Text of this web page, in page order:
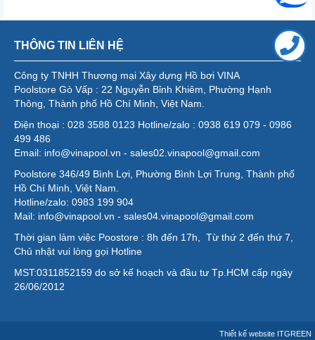
THÔNG TIN LIÊN HỆ
Công ty TNHH Thương mại Xây dựng Hồ bơi VINA
Poolstore Gò Vấp : 22 Nguyễn Bỉnh Khiêm, Phường Hạnh
Thông, Thành phố Hồ Chí Minh, Việt Nam.
Điện thoại : 028 3588 0123 Hotline/zalo : 0938 619 079 - 0986
499 486
Email: info@vinapool.vn - sales02.vinapool@gmail.com
Poolstore 346/49 Bình Lợi, Phường Bình Lợi Trung, Thành phố
Hồ Chí Minh, Việt Nam.
Hotline/zalo: 0983 199 904
Mail: info@vinapool.vn - sales04.vinapool@gmail.com
Thời gian làm việc Poostore : 8h đến 17h, Từ thứ 2 đến thứ 7,
Chủ nhật vui lòng gọi Hotline
MST:0311852159 do sở kế hoạch và đầu tư Tp.HCM cấp ngày
26/06/2012
Thiết kế website ITGREEN